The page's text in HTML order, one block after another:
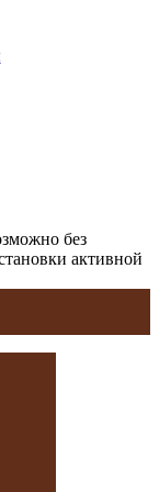
без
активной